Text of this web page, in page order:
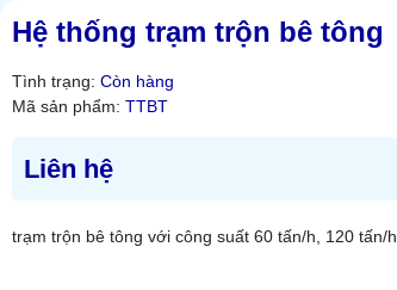
Hệ thống trạm trộn bê tông
Tình trạng: Còn hàng
Mã sản phẩm: TTBT
Liên hệ
trạm trộn bê tông với công suất 60 tấn/h, 120 tấn/h